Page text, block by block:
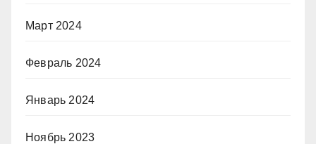
Март 2024
Февраль 2024
Январь 2024
Ноябрь 2023